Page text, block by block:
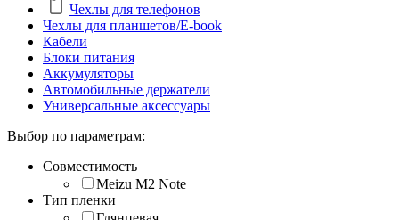
Чехлы для телефонов
Чехлы для планшетов/E-book
Кабели
Блоки питания
Аккумуляторы
Автомобильные держатели
Универсальные аксессуары
Выбор по параметрам:
Совместимость
Meizu M2 Note
Тип пленки